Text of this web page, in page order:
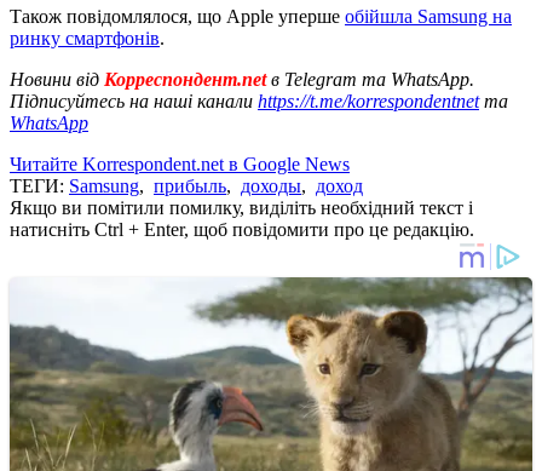
Також повідомлялося, що Apple уперше обійшла Samsung на
ринку смартфонів.
Новини від Корреспондент.netв Telegram та WhatsApp.
Підписуйтесь на наші канали https://t.me/korrespondentnetта
WhatsApp
Читайте Korrespondent.net в Google News
ТЕГИ: Samsung, прибыль, доходы, доход
Якщо ви помітили помилку, виділіть необхідний текст і
натисніть Ctrl + Enter, щоб повідомити про це редакцію.